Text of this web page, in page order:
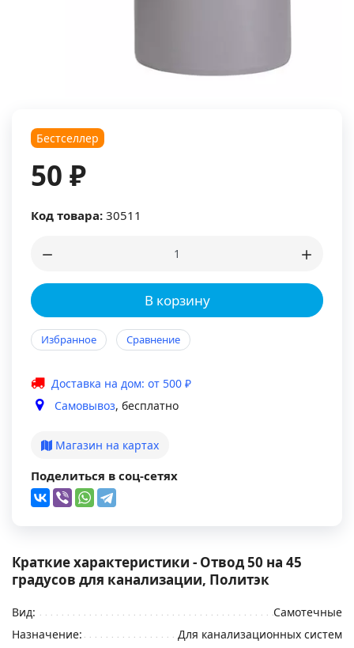
Бестселлер
50 ₽
Код товара: 30511
В корзину
Избранное Сравнение
Доставка на дом: от 500 ₽
Самовывоз, бесплатно
Магазин на картах
Поделиться в соц-сетях
Краткие характеристики - Отвод 50 на 45
градусов для канализации, Политэк
Вид:
Самотечные
Назначение:
Для канализационных систем